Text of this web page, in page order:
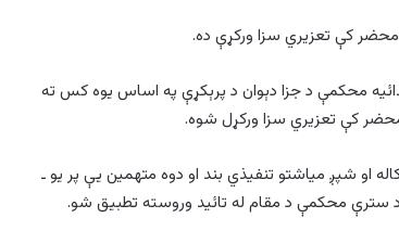
محضر کې تعزیري سزا ورکړې ده.
محکمې د جزا دېوان د پرېکړې په اساس يوه کس ته
کې تعزیري سزا ورکړل شوه.
پر ۳۹ دُرو تعزیري سزا او څلور کاله او شپږ مياشتو تنفيذي بند او دوه متهمين يې پر يو ـ